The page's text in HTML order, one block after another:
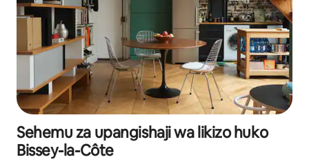
Sehemu za upangishaji wa likizo huko
Bissey-la-Côte